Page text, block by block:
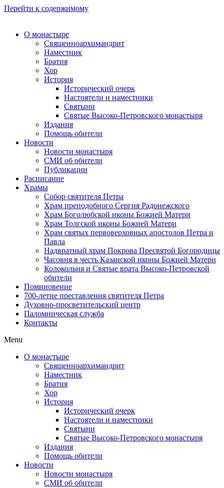
Перейти к содержимому
О монастыре
Священноархимандрит
Наместник
Братия
Хор
История
Исторический очерк
Настоятели и наместники
Святыни
Святые Высоко-Петровского монастыря
Издания
Помощь обители
Новости
Новости монастыря
СМИ об обители
Публикации
Расписание
Храмы
Собор святителя Петра
Храм преподобного Сергия Радонежского
Храм Боголюбской иконы Божией Матери
Храм Толгской иконы Божией Матери
Храм святых первоверховных апостолов Петра и
Павла
Надвратный храм Покрова Пресвятой Богородицы
Часовня в честь Казанской иконы Божией Матери
Колокольня и Святые врата Высоко-Петровской
обители
Поминовение
700-летие преставления святителя Петра
Духовно-просветительский центр
Паломническая служба
Контакты
Menu
О монастыре
Священноархимандрит
Наместник
Братия
Хор
История
Исторический очерк
Настоятели и наместники
Святыни
Святые Высоко-Петровского монастыря
Издания
Помощь обители
Новости
Новости монастыря
СМИ об обители